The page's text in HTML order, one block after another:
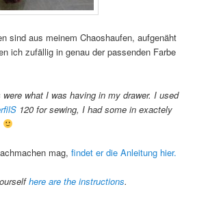
sind aus meinem Chaoshaufen, aufgenäht
ich zufällig in genau der passenden Farbe
what I was having in my drawer. I used
120 for sewing, I had some in exactely
mag,findet er die Anleitung hier.
here are the instructions.